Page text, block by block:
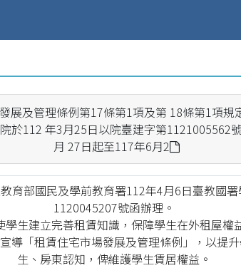
展及管理條例第17條第1項及第 18條第1項規
於112 年3月25日以院臺建字第1121005562
月 27日起至117年6月2
育部國民及學前教育署112年4月6日臺教國
1120045207號函辦理。
學生建立完善租賃知識，保障學生在外租屋權
導「租賃住宅市場發展及管理條例」，以提
生、房東認知，俾維護學生賃居權益。